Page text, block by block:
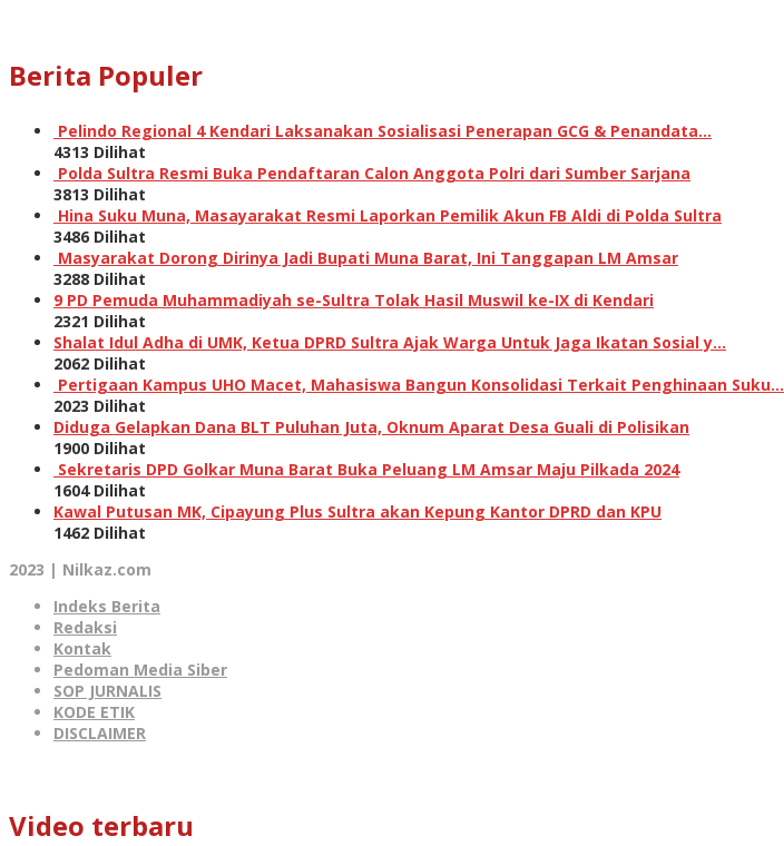
Berita Populer
Pelindo Regional 4 Kendari Laksanakan Sosialisasi Penerapan GCG & Penandata…
4313 Dilihat
Polda Sultra Resmi Buka Pendaftaran Calon Anggota Polri dari Sumber Sarjana
3813 Dilihat
Hina Suku Muna, Masayarakat Resmi Laporkan Pemilik Akun FB Aldi di Polda Sultra
3486 Dilihat
Masyarakat Dorong Dirinya Jadi Bupati Muna Barat, Ini Tanggapan LM Amsar
3288 Dilihat
9 PD Pemuda Muhammadiyah se-Sultra Tolak Hasil Muswil ke-IX di Kendari
2321 Dilihat
Shalat Idul Adha di UMK, Ketua DPRD Sultra Ajak Warga Untuk Jaga Ikatan Sosial y…
2062 Dilihat
Pertigaan Kampus UHO Macet, Mahasiswa Bangun Konsolidasi Terkait Penghinaan Suku…
2023 Dilihat
Diduga Gelapkan Dana BLT Puluhan Juta, Oknum Aparat Desa Guali di Polisikan
1900 Dilihat
Sekretaris DPD Golkar Muna Barat Buka Peluang LM Amsar Maju Pilkada 2024
1604 Dilihat
Kawal Putusan MK, Cipayung Plus Sultra akan Kepung Kantor DPRD dan KPU
1462 Dilihat
2023 | Nilkaz.com
Indeks Berita
Redaksi
Kontak
Pedoman Media Siber
SOP JURNALIS
KODE ETIK
DISCLAIMER
Video terbaru